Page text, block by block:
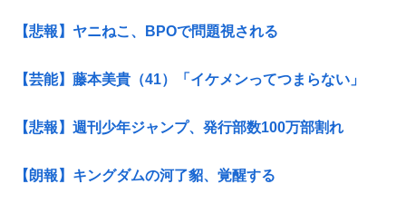
【悲報】ヤニねこ、BPOで問題視される
【芸能】藤本美貴（41）「イケメンってつまらない」
【悲報】週刊少年ジャンプ、発行部数100万部割れ
【朗報】キングダムの河了貂、覚醒する